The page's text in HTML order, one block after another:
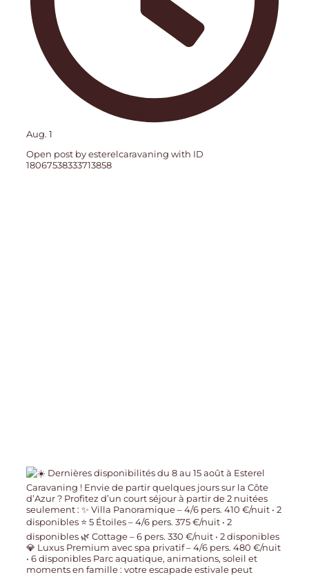
Aug. 1
Open post by esterelcaravaning with ID
18067538333713858